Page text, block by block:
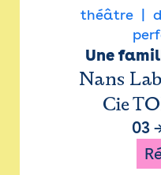
théâtre
Une
Nans
Cie
03